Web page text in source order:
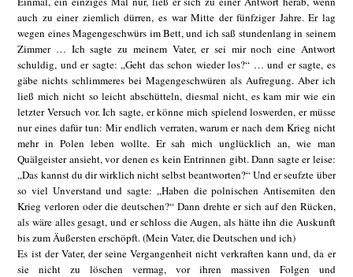
auch zu einer ziemlich dürren, es war Mitte der fünfziger Jahre. Er lag
wegen eines Magengeschwürs im Bett, und ich saß stundenlang in seinem
Zimmer … Ich sagte zu meinem Vater, er sei mir noch eine Antwort
schuldig, und er sagte: „Geht das schon wieder los?“ … und er sagte, es
gäbe nichts schlimmeres bei Magengeschwüren als Aufregung. Aber ich
ließ mich nicht so leicht abschütteln, diesmal nicht, es kam mir wie ein
letzter Versuch vor. Ich sagte, er könne mich spielend loswerden, er müsse
nur eines dafür tun: Mir endlich verraten, warum er nach dem Krieg nicht
mehr in Polen leben wollte. Er sah mich unglücklich an, wie man
Quälgeister ansieht, vor denen es kein Entrinnen gibt. Dann sagte er leise:
„Das kannst du dir wirklich nicht selbst beantworten?“ Und er seufzte über
so viel Unverstand und sagte: „Haben die polnischen Antisemiten den
Krieg verloren oder die deutschen?“ Dann drehte er sich auf den Rücken,
als wäre alles gesagt, und er schloss die Augen, als hätte ihn die Auskunft
bis zum Äußersten erschöpft. (Mein Vater, die Deutschen und ich)
Es ist der Vater, der seine Vergangenheit nicht verkraften kann und, da er
sie nicht zu löschen vermag, vor ihren massiven Folgen und